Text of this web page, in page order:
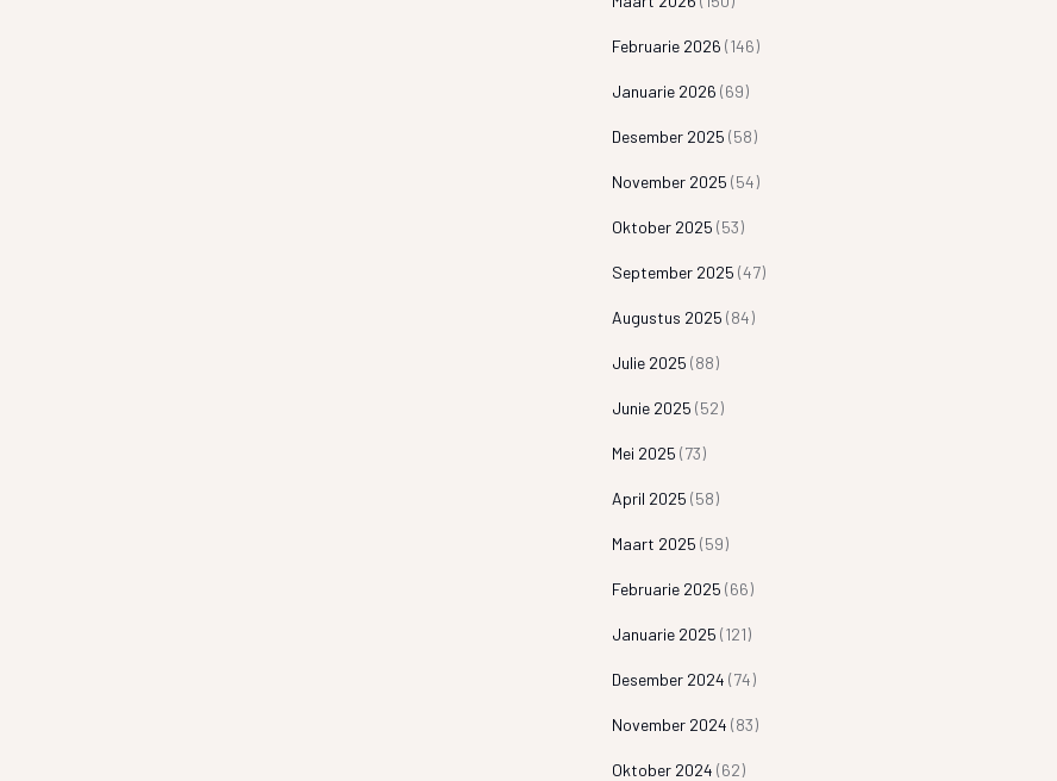
Februarie 2026 (146)
Januarie 2026 (69)
Desember 2025 (58)
November 2025 (54)
Oktober 2025 (53)
September 2025 (47)
Augustus 2025 (84)
Julie 2025 (88)
Junie 2025 (52)
Mei 2025 (73)
April 2025 (58)
Maart 2025 (59)
Februarie 2025 (66)
Januarie 2025 (121)
Desember 2024 (74)
November 2024 (83)
Oktober 2024 (62)